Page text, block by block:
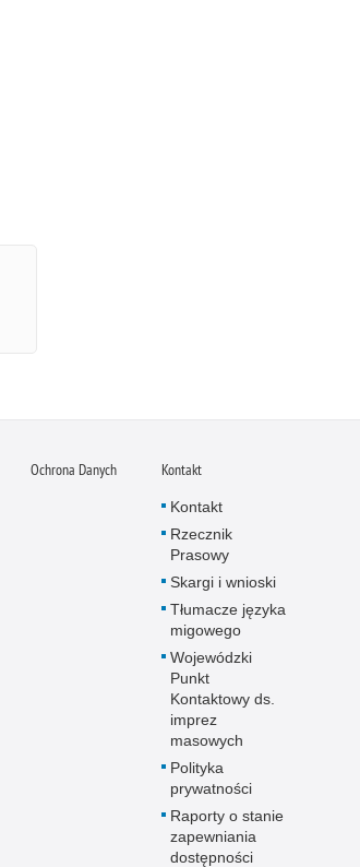
Ochrona Danych Kontakt
Kontakt
Rzecznik
Prasowy
Skargi i wnioski
Tłumacze języka
migowego
Wojewódzki
Punkt
Kontaktowy ds.
imprez
masowych
Polityka
prywatności
Raporty o stanie
zapewniania
dostępności